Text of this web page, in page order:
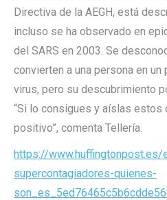
Directiva de la AEGH, está
incluso se ha observado en
del SARS en 2003. Se
convierten a una persona en
virus, pero su descubrimiento
“Si lo consigues y aíslas estos
positivo”, comenta Tellería.
https://www.huffingtonpost.es/
supercontagiadores-quienes-